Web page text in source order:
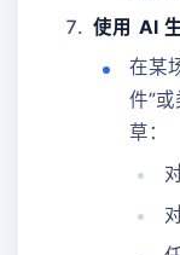
使用 AI
在某
件”
草：